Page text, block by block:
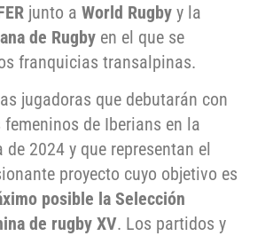
junto a World Rugby y la
de Rugby en el que se
franquicias transalpinas.
jugadoras que debutarán con
femeninos de Iberians en la
2024 y que representan el
proyecto cuyo objetivo es
posible la Selección
de rugby XV. Los partidos y